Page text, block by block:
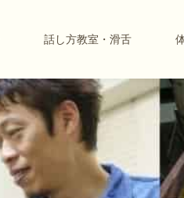
話し方教室・滑舌